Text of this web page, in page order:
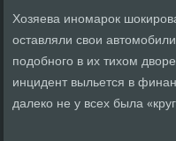
Хозяева иномарок
оставляли свои
подобного в их тихом
инцидент выльется в
далеко не у всех была